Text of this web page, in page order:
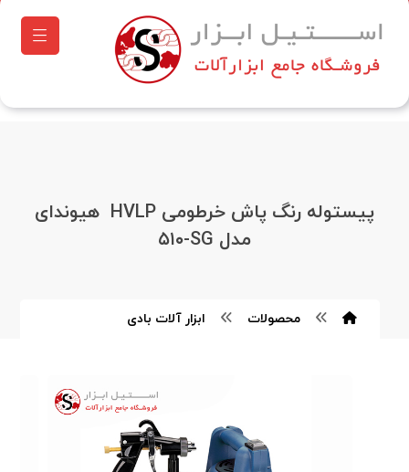
پیستوله رنگ پاش خرطومی HVLP ‏ هیوندای
مدل ۵۱۰‎-SG
محصولات ابزار آلات بادی